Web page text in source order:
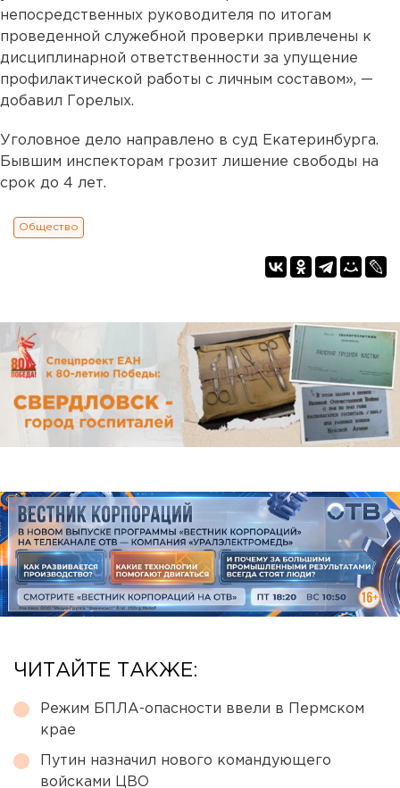
непосредственных руководителя по итогам
проведенной служебной проверки привлечены к
дисциплинарной ответственности за упущение
профилактической работы с личным составом», —
добавил Горелых.
Уголовное дело направлено в суд Екатеринбурга.
Бывшим инспекторам грозит лишение свободы на
срок до 4 лет.
Общество
ЧИТАЙТЕ ТАКЖЕ:
Режим БПЛА-опасности ввели в Пермском
крае
Путин назначил нового командующего
войсками ЦВО